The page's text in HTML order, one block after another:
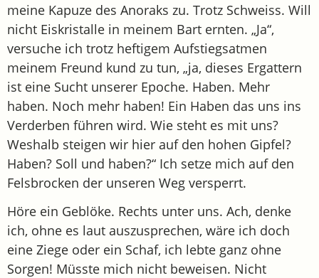
meine Kapuze des Anoraks zu. Trotz Schweiss. Will
nicht Eiskristalle in meinem Bart ernten. „Ja“,
versuche ich trotz heftigem Aufstiegsatmen
meinem Freund kund zu tun, „ja, dieses Ergattern
ist eine Sucht unserer Epoche. Haben. Mehr
haben. Noch mehr haben! Ein Haben das uns ins
Verderben führen wird. Wie steht es mit uns?
Weshalb steigen wir hier auf den hohen Gipfel?
Haben? Soll und haben?“ Ich setze mich auf den
Felsbrocken der unseren Weg versperrt.
Höre ein Geblöke. Rechts unter uns. Ach, denke
ich, ohne es laut auszusprechen, wäre ich doch
eine Ziege oder ein Schaf, ich lebte ganz ohne
Sorgen! Müsste mich nicht beweisen. Nicht